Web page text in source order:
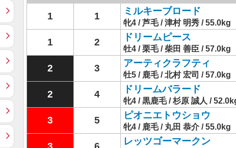
1 1 ミルキーブロード
牝4 / 芦毛 / 津村 明秀 / 55.0kg
1 2 ドリームピース
牡4 / 栗毛 / 柴田 善臣 / 57.0kg
2 3 アーティクラフティ
牡5 / 鹿毛 / 北村 宏司 / 57.0kg
2 4 ドリームバラード
牝4 / 黒鹿毛 / 杉原 誠人 /
3 5 ピオニエトウショウ
牝4 / 鹿毛 / 丸田 恭介 / 55.0kg
レッツゴーマークン